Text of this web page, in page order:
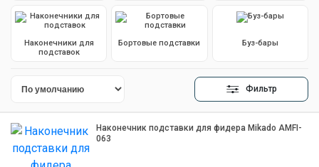
Наконечники для
подставок
Бортовые подставки Буз-бары
Фильтр
Наконечник подставки для фидера Mikado AMFI-
063